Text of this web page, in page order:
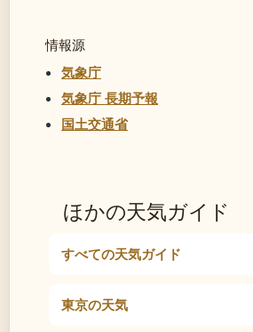
情報源
気象庁
気象庁 長期予報
国土交通省
ほかの天気ガイド
すべての天気ガイド
東京の天気